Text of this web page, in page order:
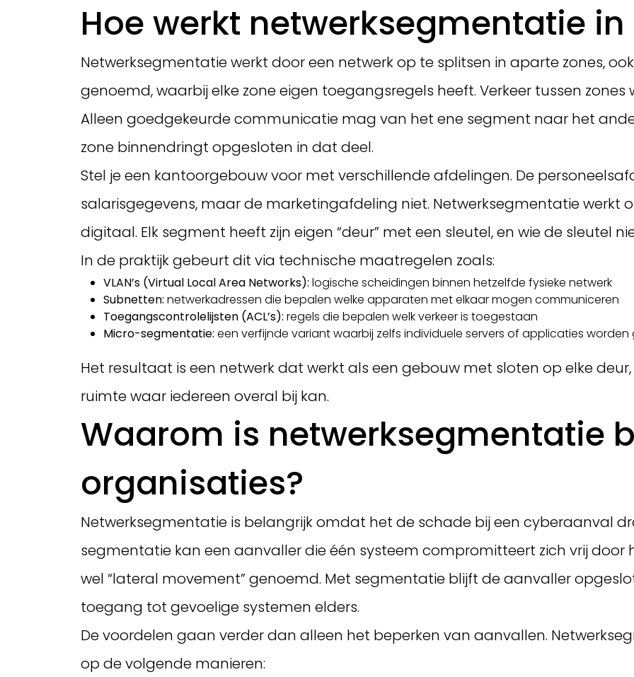
Hoe werkt netwerksegmentatie
Netwerksegmentatie werkt door een netwerk op te splitsen in aparte zones,
genoemd, waarbij elke zone eigen toegangsregels heeft. Verkeer tussen
Alleen goedgekeurde communicatie mag van het ene segment naar het
zone binnendringt opgesloten in dat deel.
Stel je een kantoorgebouw voor met verschillende afdelingen. De
salarisgegevens, maar de marketingafdeling niet. Netwerksegmentatie werkt
digitaal. Elk segment heeft zijn eigen “deur” met een sleutel, en wie de sleutel
In de praktijk gebeurt dit via technische maatregelen zoals:
VLAN’s (Virtual Local Area Networks): logische scheidingen binnen hetzelfde fysieke netwerk
Subnetten: netwerkadressen die bepalen welke apparaten met elkaar mogen communiceren
Toegangscontrolelijsten (ACL’s): regels die bepalen welk verkeer is toegestaan
Micro-segmentatie: een verfijnde variant waarbij zelfs individuele servers of applicaties worden
Het resultaat is een netwerk dat werkt als een gebouw met sloten op elke
ruimte waar iedereen overal bij kan.
Waarom is netwerksegmentatie
organisaties?
Netwerksegmentatie is belangrijk omdat het de schade bij een cyberaanval
segmentatie kan een aanvaller die één systeem compromitteert zich vrij door
wel “lateral movement” genoemd. Met segmentatie blijft de aanvaller
toegang tot gevoelige systemen elders.
De voordelen gaan verder dan alleen het beperken van aanvallen.
op de volgende manieren: